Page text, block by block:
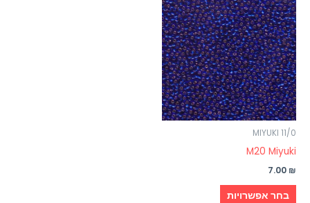
MIYUKI 11/0
M20 Miyuki
7.00 ₪
בחר אפשרויות
זה
יש
מספר
סוגים.
ניתן
לבחור
את